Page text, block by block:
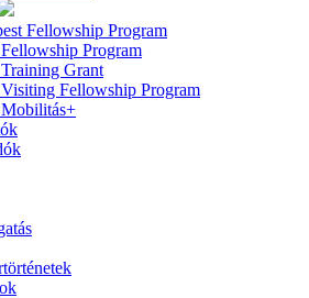
Fellowship Program
Program
Grant
Fellowship Program